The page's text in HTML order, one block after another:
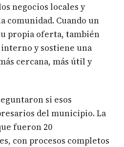
negocios locales y
comunidad. Cuando un
propia oferta, también
y sostiene una
cercana, más útil y
si esos
del municipio. La
fueron 20
con procesos completos